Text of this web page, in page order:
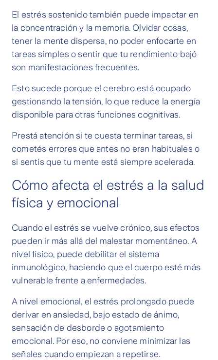
El estrés sostenido también puede impactar en
la concentración y la memoria. Olvidar cosas,
tener la mente dispersa, no poder enfocarte en
tareas simples o sentir que tu rendimiento bajó
son manifestaciones frecuentes.
Esto sucede porque el cerebro está ocupado
gestionando la tensión, lo que reduce la energía
disponible para otras funciones cognitivas.
Prestá atención si te cuesta terminar tareas, si
cometés errores que antes no eran habituales o
si sentís que tu mente está siempre acelerada.
Cómo afecta el estrés a la salud
física y emocional
Cuando el estrés se vuelve crónico, sus efectos
pueden ir más allá del malestar momentáneo. A
nivel físico, puede debilitar el sistema
inmunológico, haciendo que el cuerpo esté más
vulnerable frente a enfermedades.
A nivel emocional, el estrés prolongado puede
derivar en ansiedad, bajo estado de ánimo,
sensación de desborde o agotamiento
emocional. Por eso, no conviene minimizar las
señales cuando empiezan a repetirse.